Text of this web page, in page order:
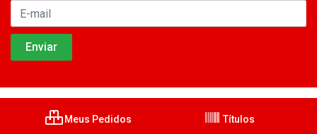
Meus Pedidos Títulos